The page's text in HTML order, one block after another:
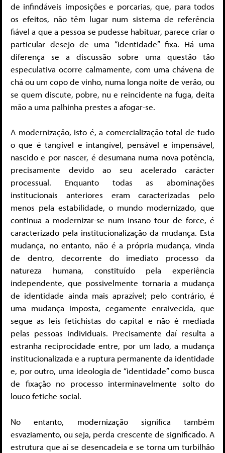
de infindáveis imposições e porcarias, que, para todos
os efeitos, não têm lugar num sistema de referência
fiável a que a pessoa se pudesse habituar, parece criar o
particular desejo de uma “identidade” fixa. Há uma
diferença se a discussão sobre uma questão tão
especulativa ocorre calmamente, com uma chávena de
chá ou um copo de vinho, numa longa noite de verão, ou
se quem discute, pobre, nu e reincidente na fuga, deita
mão a uma palhinha prestes a afogar-se.
A modernização, isto é, a comercialização total de tudo
o que é tangível e intangível, pensável e impensável,
nascido e por nascer, é desumana numa nova potência,
precisamente devido ao seu acelerado carácter
processual. Enquanto todas as abominações
institucionais anteriores eram caracterizadas pelo
menos pela estabilidade, o mundo modernizado, que
continua a modernizar-se num insano tour de force, é
caracterizado pela institucionalização da mudança. Esta
mudança, no entanto, não é a própria mudança, vinda
de dentro, decorrente do imediato processo da
natureza humana, constituído pela experiência
independente, que possivelmente tornaria a mudança
de identidade ainda mais aprazível; pelo contrário, é
uma mudança imposta, cegamente enraivecida, que
segue as leis fetichistas do capital e não é mediada
pelas pessoas individuais. Precisamente daí resulta a
estranha reciprocidade entre, por um lado, a mudança
institucionalizada e a ruptura permanente da identidade
e, por outro, uma ideologia de “identidade” como busca
de fixação no processo interminavelmente solto do
louco fetiche social.
No entanto, modernização significa também
esvaziamento, ou seja, perda crescente de significado. A
estrutura que aí se desencadeia e se torna um turbilhão